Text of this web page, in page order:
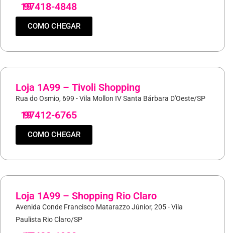
19
97418-4848
COMO CHEGAR
Loja 1A99 – Tivoli Shopping
Rua do Osmio, 699 - Vila Mollon IV Santa Bárbara D'Oeste/SP
19
97412-6765
COMO CHEGAR
Loja 1A99 – Shopping Rio Claro
Avenida Conde Francisco Matarazzo Júnior, 205 - Vila
Paulista Rio Claro/SP